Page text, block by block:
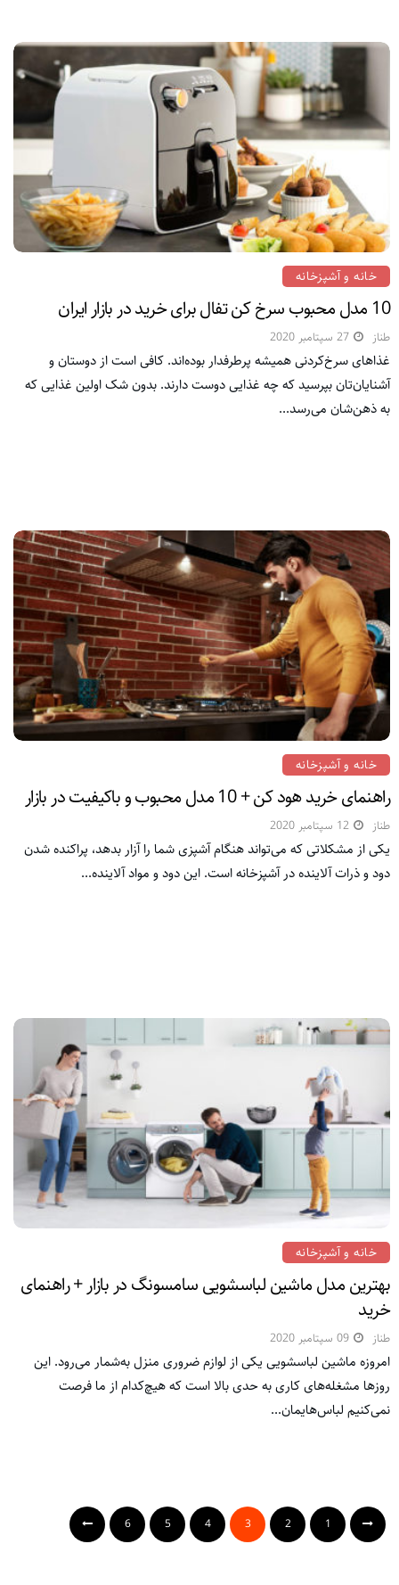
خانه و آشپزخانه
10 مدل محبوب سرخ کن تفال برای خرید در بازار ایران
طناز 27 سپتامبر 2020
غذاهای سرخ‌کردنی همیشه پرطرفدار بوده‌اند. کافی است از دوستان‌ و
آشنایان‌تان بپرسید که چه غذایی دوست دارند. بدون شک اولین غذایی که
به ذهن‌شان می‌رسد...
خانه و آشپزخانه
راهنمای خرید هود کن + 10 مدل محبوب و باکیفیت در بازار
طناز 12 سپتامبر 2020
یکی از مشکلاتی که می‌تواند هنگام آشپزی شما را آزار بدهد، پراکنده شدن
دود و ذرات آلاینده در آشپزخانه است. این دود و مواد آلاینده...
خانه و آشپزخانه
بهترین مدل ماشین لباسشویی سامسونگ در بازار + راهنمای
خرید
طناز 09 سپتامبر 2020
امروزه ماشین لباسشویی یکی از لوازم ضروری منزل به‌شمار می‌رود. این
روز‌ها مشغله‌های کاری به حدی بالا است که هیچ‌کدام از ما فرصت
نمی‌کنیم لباس‌هایمان...
1
2
3
4
5
6